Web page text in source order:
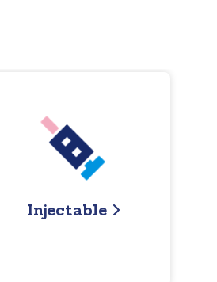
Injectable